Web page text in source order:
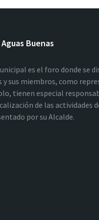
Buenas
es el foro donde se
y sus miembros, como
tienen especial
de las actividades
por su Alcalde.